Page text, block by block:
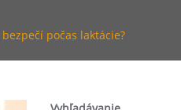
počas laktácie?